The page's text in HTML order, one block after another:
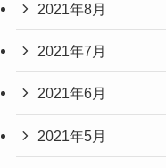
2021年8月
2021年7月
2021年6月
2021年5月